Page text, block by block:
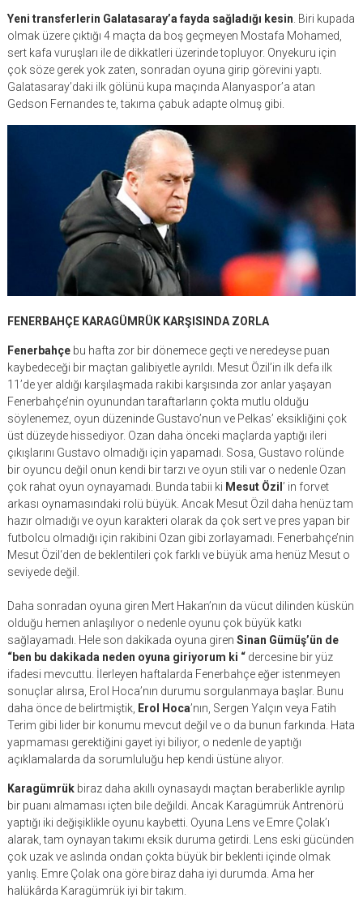
Yeni transferlerin Galatasaray’a fayda sağladığı kesin . Biri kupada
olmak üzere çıktığı 4 maçta da boş geçmeyen Mostafa Mohamed,
sert kafa vuruşları ile de dikkatleri üzerinde topluyor. Onyekuru için
çok söze gerek yok zaten, sonradan oyuna girip görevini yaptı.
Galatasaray’daki ilk gölünü kupa maçında Alanyaspor’a atan
Gedson Fernandes te, takıma çabuk adapte olmuş gibi.
FENERBAHÇE KARAGÜMRÜK KARŞISINDA ZORLA
Fenerbahçebu hafta zor bir dönemece geçti ve neredeyse puan
kaybedeceği bir maçtan galibiyetle ayrıldı. Mesut Özil’in ilk defa ilk
11’de yer aldığı karşılaşmada rakibi karşısında zor anlar yaşayan
Fenerbahçe’nin oyunundan taraftarların çokta mutlu olduğu
söylenemez, oyun düzeninde Gustavo’nun ve Pelkas’ eksikliğini çok
üst düzeyde hissediyor. Ozan daha önceki maçlarda yaptığı ileri
çıkışlarını Gustavo olmadığı için yapamadı. Sosa, Gustavo rolünde
bir oyuncu değil onun kendi bir tarzı ve oyun stili var o nedenle Ozan
çok rahat oyun oynayamadı. Bunda tabii ki Mesut Özil ’ in forvet
arkası oynamasındaki rolü büyük. Ancak Mesut Özil daha henüz tam
hazır olmadığı ve oyun karakteri olarak da çok sert ve pres yapan bir
futbolcu olmadığı için rakibini Ozan gibi zorlayamadı. Fenerbahçe’nin
Mesut Özil‘den de beklentileri çok farklı ve büyük ama henüz Mesut o
seviyede değil.
Daha sonradan oyuna giren Mert Hakan’nın da vücut dilinden küskün
olduğu hemen anlaşılıyor o nedenle oyunu çok büyük katkı
sağlayamadı. Hele son dakikada oyuna giren Sinan Gümüş’ün de
“ben bu dakikada neden oyuna giriyorum ki “ dercesine bir yüz
ifadesi mevcuttu. İlerleyen haftalarda Fenerbahçe eğer istenmeyen
sonuçlar alırsa, Erol Hoca’nın durumu sorgulanmaya başlar. Bunu
daha önce de belirtmiştik, Erol Hoca’nın, Sergen Yalçın veya Fatih
Terim gibi lider bir konumu mevcut değil ve o da bunun farkında. Hata
yapmaması gerektiğini gayet iyi biliyor, o nedenle de yaptığı
açıklamalarda da sorumluluğu hep kendi üstüne alıyor.
Karagümrükbiraz daha akıllı oynasaydı maçtan beraberlikle ayrılıp
bir puanı almaması içten bile değildi. Ancak Karagümrük Antrenörü
yaptığı iki değişiklikle oyunu kaybetti. Oyuna Lens ve Emre Çolak’ı
alarak, tam oynayan takımı eksik duruma getirdi. Lens eski gücünden
çok uzak ve aslında ondan çokta büyük bir beklenti içinde olmak
yanlış. Emre Çolak ona göre biraz daha iyi durumda. Ama her
halükârda Karagümrük iyi bir takım.